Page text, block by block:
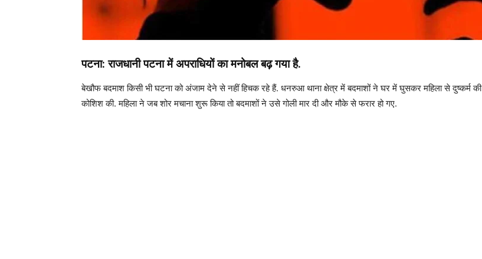
पटना: राजधानी पटना में अपराधियों का मनोबल बढ़ गया है.
बेखौफ बदमाश किसी भी घटना को अंजाम देने से नहीं हिचक रहे हैं. धनरुआ थाना क्षेत्र में बदमाशों ने घर में घुसकर महिला से दुष्कर्म की
कोशिश की. महिला ने जब शोर मचाना शुरू किया तो बदमाशों ने उसे गोली मार दी और मौके से फरार हो गए.